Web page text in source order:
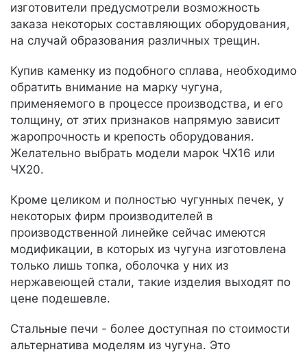
изготовители предусмотрели возможность
заказа некоторых составляющих оборудования,
на случай образования различных трещин.
Купив каменку из подобного сплава, необходимо
обратить внимание на марку чугуна,
применяемого в процессе производства, и его
толщину, от этих признаков напрямую зависит
жаропрочность и крепость оборудования.
Желательно выбрать модели марок ЧХ16 или
ЧХ20.
Кроме целиком и полностью чугунных печек, у
некоторых фирм производителей в
производственной линейке сейчас имеются
модификации, в которых из чугуна изготовлена
только лишь топка, оболочка у них из
нержавеющей стали, такие изделия выходят по
цене подешевле.
Стальные печи - более доступная по стоимости
альтернатива моделям из чугуна. Это